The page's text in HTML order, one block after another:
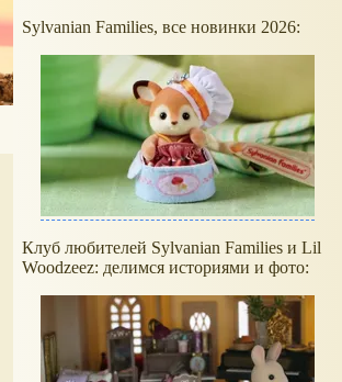
Sylvanian Families, все новинки 2026:
Клуб любителей Sylvanian Families и Lil
Woodzeez: делимся историями и фото: